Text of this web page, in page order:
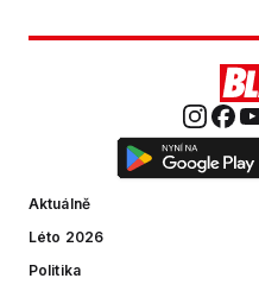
Aktuálně
Léto 2026
Politika